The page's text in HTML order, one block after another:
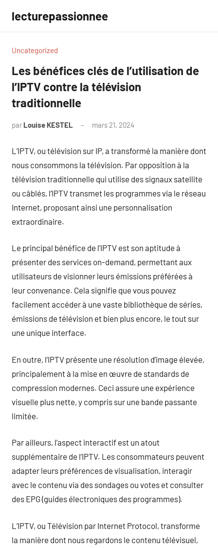
contenu
lecturepassionnee
Uncategorized
Les bénéfices clés de l’utilisation de
l’IPTV contre la télévision
traditionnelle
par Louise KESTEL mars 21, 2024
L’IPTV, ou télévision sur IP, a transformé la manière dont
nous consommons la télévision. Par opposition à la
télévision traditionnelle qui utilise des signaux satellite
ou câblés, l’IPTV transmet les programmes via le réseau
Internet, proposant ainsi une personnalisation
extraordinaire.
Le principal bénéfice de l’IPTV est son aptitude à
présenter des services on-demand, permettant aux
utilisateurs de visionner leurs émissions préférées à
leur convenance. Cela signifie que vous pouvez
facilement accéder à une vaste bibliothèque de séries,
émissions de télévision et bien plus encore, le tout sur
une unique interface.
En outre, l’IPTV présente une résolution d’image élevée,
principalement à la mise en œuvre de standards de
compression modernes. Ceci assure une expérience
visuelle plus nette, y compris sur une bande passante
limitée.
Par ailleurs, l’aspect interactif est un atout
supplémentaire de l’IPTV. Les consommateurs peuvent
adapter leurs préférences de visualisation, interagir
avec le contenu via des sondages ou votes et consulter
des EPG (guides électroniques des programmes).
L’IPTV, ou Télévision par Internet Protocol, transforme
la manière dont nous regardons le contenu télévisuel,